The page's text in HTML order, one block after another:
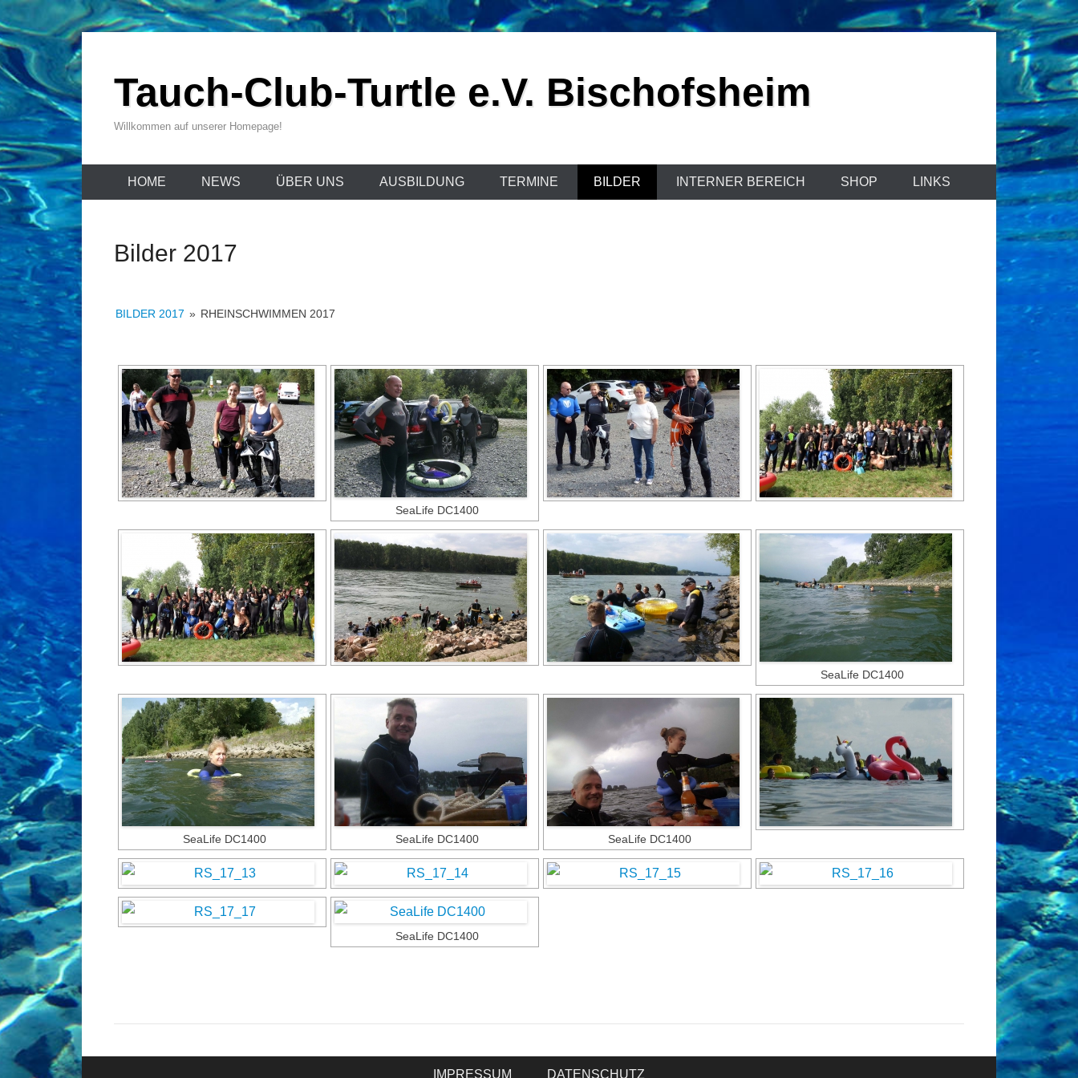
Zum
Inhalt
wechselnTauch-Club-Turtle e.V. Bischofsheim
Willkommen auf unserer Homepage!
HOME NEWS ÜBER UNS AUSBILDUNG TERMINE BILDER INTERNER BEREICH SHOP LINKS
Bilder 2017
BILDER 2017 » RHEINSCHWIMMEN 2017
SeaLife DC1400
SeaLife DC1400
SeaLife DC1400 SeaLife DC1400 SeaLife DC1400
SeaLife DC1400
Menü
IMPRESSUM DATENSCHUTZ